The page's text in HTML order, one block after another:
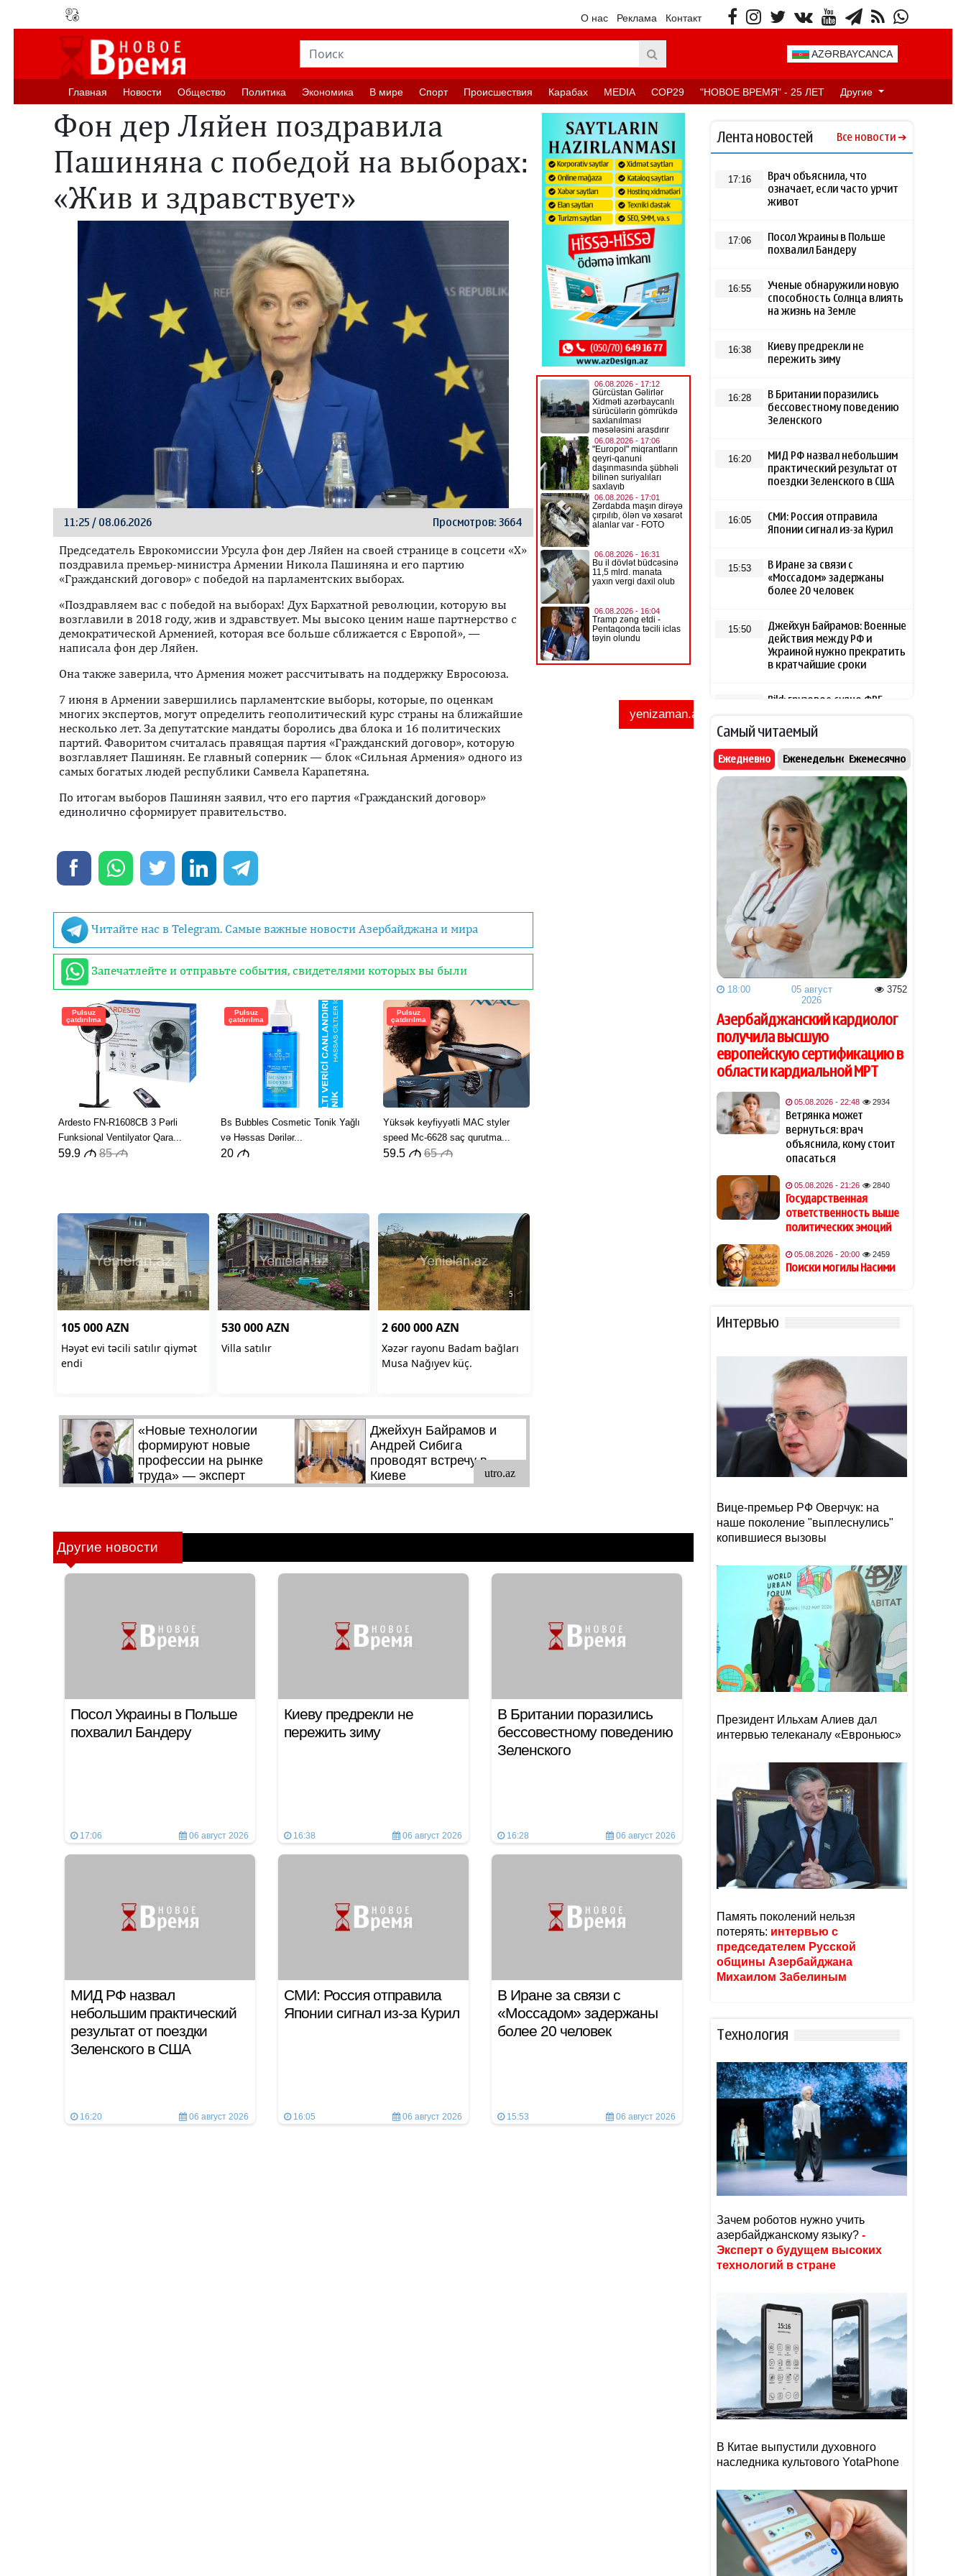
О нас Реклама Контакт
AZƏRBAYCANCA
Главная Новости Oбщество Политика Экономика В мире Спорт Происшествия Карабах MEDIA COP29 "НОВОЕ ВРЕМЯ" - 25 ЛЕТ Другие
Фон дер Ляйен поздравила
Пашиняна с победой на выборах:
«Жив и здравствует»
11:25 / 08.06.2026 Просмотров: 3664
Председатель Еврокомиссии Урсула фон дер Ляйен на своей странице в соцсети «Х»
поздравила премьер-министра Армении Никола Пашиняна и его партию
«Гражданский договор» с победой на парламентских выборах.
«Поздравляем вас с победой на выборах! Дух Бархатной революции, которую вы
возглавили в 2018 году, жив и здравствует. Мы высоко ценим наше партнерство с
демократической Арменией, которая все больше сближается с Европой», —
написала фон дер Ляйен.
Она также заверила, что Армения может рассчитывать на поддержку Евросоюза.
7 июня в Армении завершились парламентские выборы, которые, по оценкам
многих экспертов, могут определить геополитический курс страны на ближайшие
несколько лет. За депутатские мандаты боролись два блока и 16 политических
партий. Фаворитом считалась правящая партия «Гражданский договор», которую
возглавляет Пашинян. Ее главный соперник — блок «Сильная Армения» одного из
самых богатых людей республики Самвела Карапетяна.
По итогам выборов Пашинян заявил, что его партия «Гражданский договор»
единолично сформирует правительство.
Читайте нас в Telegram. Самые важные новости Азербайджана и мира
Запечатлейте и отправьте события, свидетелями которых вы были
Другие новости
Посол Украины в Польше
похвалил Бандеру
17:06 06 август 2026
Киеву предрекли не
пережить зиму
16:38 06 август 2026
В Британии поразились
бессовестному поведению
Зеленского
16:28 06 август 2026
МИД РФ назвал
небольшим практический
результат от поездки
Зеленского в США
16:20 06 август 2026
СМИ: Россия отправила
Японии сигнал из-за Курил
16:05 06 август 2026
В Иране за связи с
«Моссадом» задержаны
более 20 человек
15:53 06 август 2026
Лента новостей Все новости
17:16
Врач объяснила, что
означает, если часто урчит
живот
17:06
Посол Украины в Польше
похвалил Бандеру
16:55
Ученые обнаружили новую
способность Солнца влиять
на жизнь на Земле
16:38
Киеву предрекли не
пережить зиму
16:28
В Британии поразились
бессовестному поведению
Зеленского
16:20
МИД РФ назвал небольшим
практический результат от
поездки Зеленского в США
16:05
СМИ: Россия отправила
Японии сигнал из-за Курил
15:53
В Иране за связи с
«Моссадом» задержаны
более 20 человек
15:50
Джейхун Байрамов: Военные
действия между РФ и
Украиной нужно прекратить
в кратчайшие сроки
Bild: грузовое судно ФРГ
Черном море недалеко от
Одессы
15:34
МИД: Азербайджан с 2022
года оказал Украине
гуманитарную помощь на
сумму более $50 млн
Турция выступила с
предложением по
переговорам США и Ирана
15:15
В Литве опровергли данные
об угрозе российских ударов
дронами
15:08
Медведев счел японцев
«вассалами» США
15:02
Немецкий сухогруз попал
под удар дронов в Черном
море
Сибига пожаловался, что
Киев вынужден "биться" за
каждую ракету к Patriot
МИД Турции: атаки Израиля
серьезно угрожают
14:33
Пашинян переназначил глав
СНБ и СВР Армении
14:23
NBC: Пентагон соберет
кризисное совещание из-за
критики Трампа по
боеприпасам
14:18
В МИД Украины заявили, что
СМИ сообщили о финальной
стадии переговоров США и
Ирана
Самый читаемый
Ежедневно Еженедельно Ежемесячно
18:00
05 август
2026
3752
Азербайджанский кардиолог
получила высшую
европейскую сертификацию в
области кардиальной МРТ
05.08.2026 - 22:48 2934
Ветрянка может
вернуться: врач
объяснила, кому стоит
опасаться
05.08.2026 - 21:26 2840
Государственная
ответственность выше
политических эмоций
05.08.2026 - 20:00 2459
Поиски могилы Насими
Интервью
Вице-премьер РФ Оверчук: на
наше поколение "выплеснулись"
копившиеся вызовы
Президент Ильхам Алиев дал
интервью телеканалу «Евроньюс»
Память поколений нельзя
потерять: интервью с
председателем Русской
общины Азербайджана
Михаилом Забелиным
Тexнoлoгия
Зачем роботов нужно учить
азербайджанскому языку? -
Эксперт о будущем высоких
технологий в стране
В Китае выпустили духовного
наследника культового YotaPhone